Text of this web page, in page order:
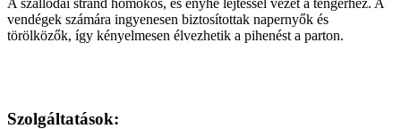
A szállodai strand homokos, és enyhe lejtéssel vezet a tengerhez. A
vendégek számára ingyenesen biztosítottak napernyők és
törölközők, így kényelmesen élvezhetik a pihenést a parton.
Szolgáltatások: